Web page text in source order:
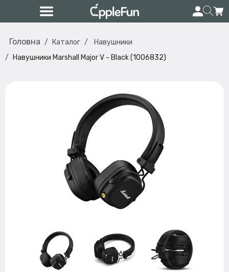
Головна Каталог
Навушники
Навушники Marshall Major V - Black (1006832)